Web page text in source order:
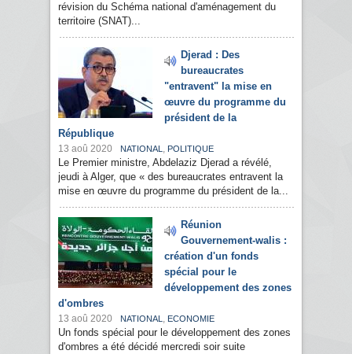
révision du Schéma national d'aménagement du
territoire (SNAT)...
Djerad : Des
bureaucrates
"entravent" la mise en
œuvre du programme du
président de la
République
13 aoû 2020 NATIONAL , POLITIQUE
Le Premier ministre, Abdelaziz Djerad a révélé,
jeudi à Alger, que « des bureaucrates entravent la
mise en œuvre du programme du président de la...
Réunion
Gouvernement-walis :
création d'un fonds
spécial pour le
développement des zones
d'ombres
13 aoû 2020 NATIONAL , ECONOMIE
Un fonds spécial pour le développement des zones
d'ombres a été décidé mercredi soir suite